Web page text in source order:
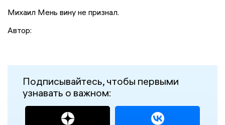
Михаил Мень вину не признал.
Автор:
Подписывайтесь, чтобы первыми
узнавать о важном: